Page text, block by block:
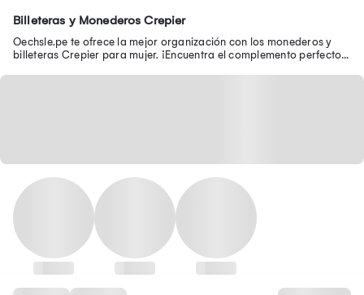
Billeteras y Monederos Crepier
Oechsle.pe te ofrece la mejor organización con los monederos y
billeteras Crepier para mujer. ¡Encuentra el complemento perfecto